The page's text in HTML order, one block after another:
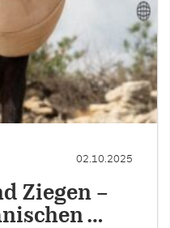
02.10.2025
Ziegen –
…